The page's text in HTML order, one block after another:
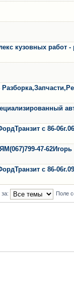
кузовных работ -
с 86-
47-62Игорь
с 86-
Поле